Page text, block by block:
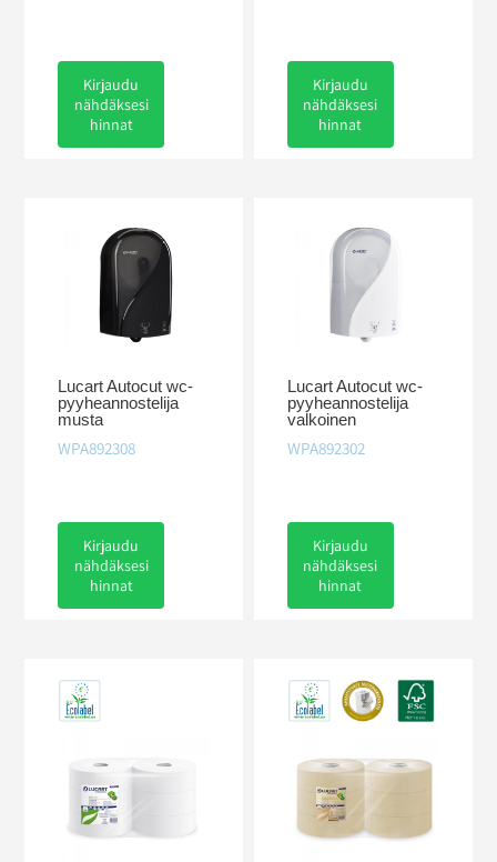
Kirjaudu
nähdäksesi
hinnat
Kirjaudu
nähdäksesi
hinnat
Lucart Autocut wc-
pyyheannostelija
musta
WPA892308
Kirjaudu
nähdäksesi
hinnat
Lucart Autocut wc-
pyyheannostelija
valkoinen
WPA892302
Kirjaudu
nähdäksesi
hinnat